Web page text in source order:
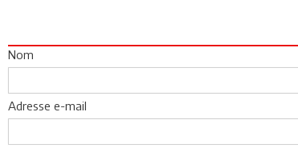
Nom
Adresse e-mail